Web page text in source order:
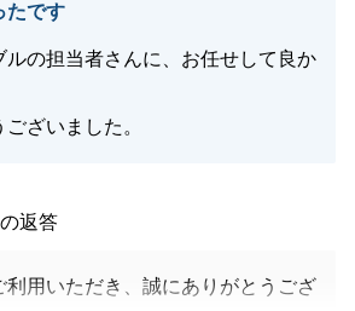
たです
ルの担当者さんに、お任せして良か
ざいました。
返答
利用いただき、誠にありがとうござ